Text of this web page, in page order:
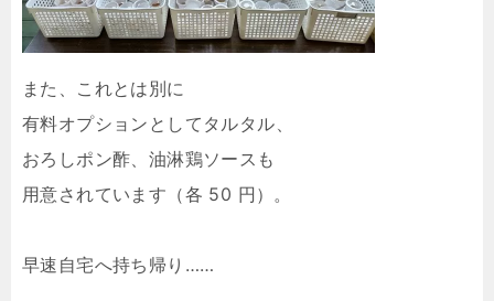
また、これとは別に
有料オプションとしてタルタル、
おろしポン酢、油淋鶏ソースも
用意されています（各 50 円）。
早速自宅へ持ち帰り……